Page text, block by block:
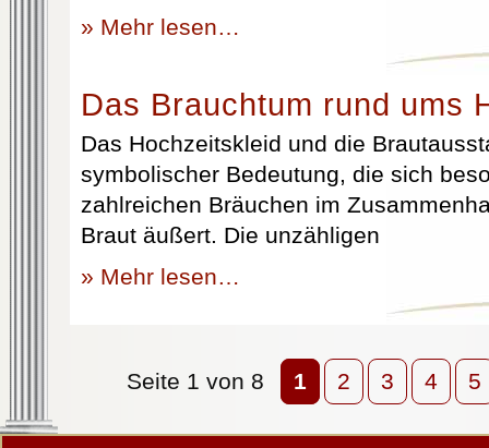
» Mehr lesen…
Das Brauchtum rund ums
Das Hochzeitskleid und die
symbolischer Bedeutung, die sich
zahlreichen Bräuchen im
Braut äußert. Die unzähligen
» Mehr lesen…
Seite 1 von 8 1 2 3 4 5